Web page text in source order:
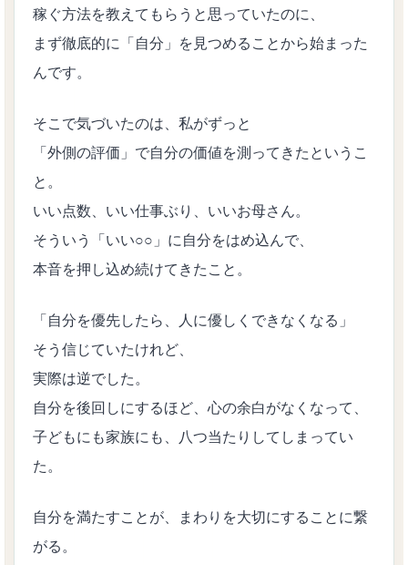
稼ぐ方法を教えてもらうと思っていたのに、
まず徹底的に「自分」を見つめることから始まった
んです。
そこで気づいたのは、私がずっと
「外側の評価」で自分の価値を測ってきたというこ
と。
いい点数、いい仕事ぶり、いいお母さん。
そういう「いい○○」に自分をはめ込んで、
本音を押し込め続けてきたこと。
「自分を優先したら、人に優しくできなくなる」
そう信じていたけれど、
実際は逆でした。
自分を後回しにするほど、心の余白がなくなって、
子どもにも家族にも、八つ当たりしてしまってい
た。
自分を満たすことが、まわりを大切にすることに繋
がる。